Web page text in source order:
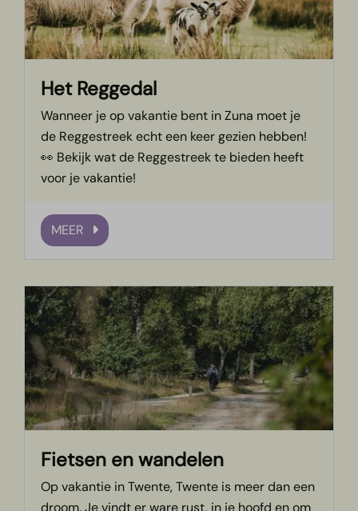
Het Reggedal
Wanneer je op vakantie bent in Zuna moet je
de Reggestreek echt een keer gezien hebben!
👀 Bekijk wat de Reggestreek te bieden heeft
voor je vakantie!
MEER
Fietsen en wandelen
Op vakantie in Twente, Twente is meer dan een
droom. Je vindt er ware rust, in je hoofd en om